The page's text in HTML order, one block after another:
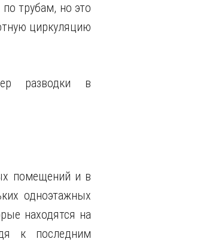
трубам, но это
циркуляцию
разводки в
помещений и в
одноэтажных
находятся на
к последним